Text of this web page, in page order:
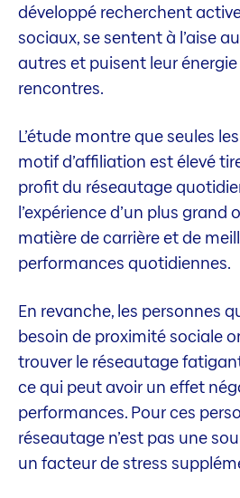
développé recherchent
sociaux, se sentent à l’aise
autres et puisent leur
rencontres.
L’étude montre que seules
motif d’affiliation est élevé
profit du réseautage
l’expérience d’un plus grand
matière de carrière et de
performances quotidiennes.
En revanche, les personnes
besoin de proximité sociale
trouver le réseautage
ce qui peut avoir un effet
performances. Pour ces
réseautage n’est pas une
un facteur de stress